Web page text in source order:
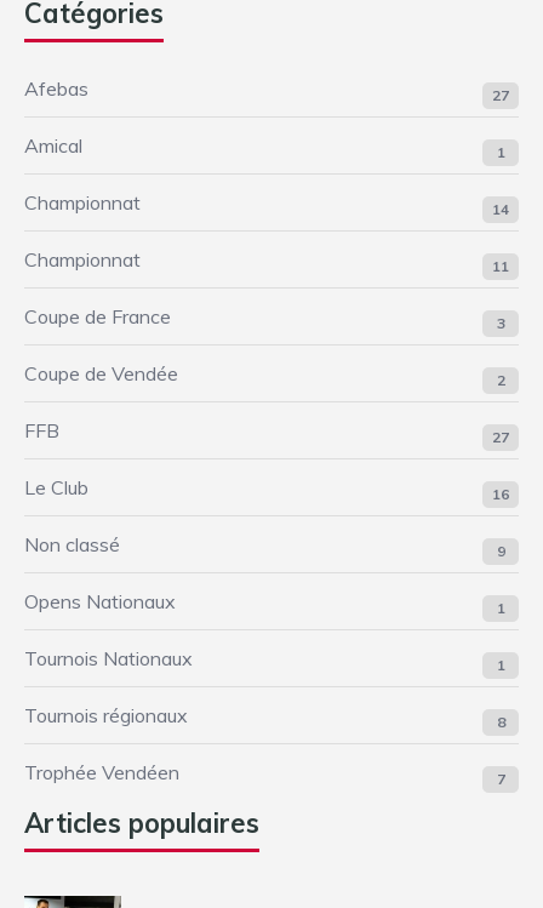
Catégories
Afebas 27
Amical 1
Championnat 14
Championnat 11
Coupe de France 3
Coupe de Vendée 2
FFB 27
Le Club 16
Non classé 9
Opens Nationaux 1
Tournois Nationaux 1
Tournois régionaux 8
Trophée Vendéen 7
Articles populaires